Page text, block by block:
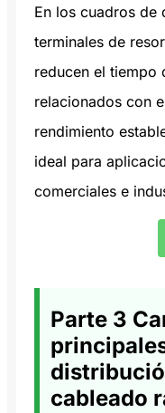
En los cuadros de
terminales de
reducen el tiempo
relacionados con
rendimiento
ideal para
comerciales e
Parte 3
cableado